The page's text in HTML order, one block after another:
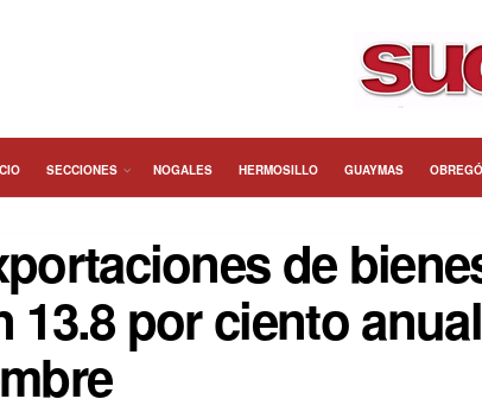
SECCIONES NOGALES HERMOSILLO GUAYMAS
de
13.8 por ciento